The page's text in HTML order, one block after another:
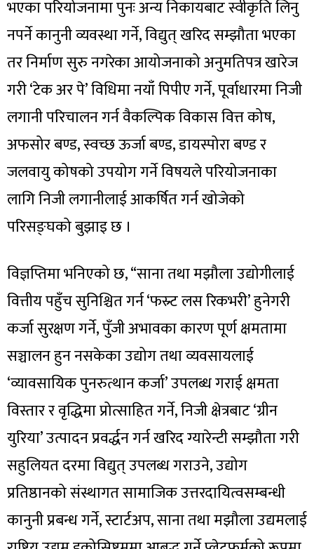
भएका परियोजनामा पुनः अन्य निकायबाट स्वीकृति लिनु
नपर्ने कानुनी व्यवस्था गर्ने, विद्युत् खरिद सम्झौता भएका
तर निर्माण सुरु नगरेका आयोजनाको अनुमतिपत्र खारेज
गरी ‘टेक अर पे’ विधिमा नयाँ पिपीए गर्ने, पूर्वाधारमा निजी
लगानी परिचालन गर्न वैकल्पिक विकास वित्त कोष,
अफसोर बण्ड, स्वच्छ ऊर्जा बण्ड, डायस्पोरा बण्ड र
जलवायु कोषको उपयोग गर्ने विषयले परियोजनाका
लागि निजी लगानीलाई आकर्षित गर्न खोजेको
परिसङ्घको बुझाइ छ ।
विज्ञप्तिमा भनिएको छ, “साना तथा मझौला उद्योगीलाई
वित्तीय पहुँच सुनिश्चित गर्न ‘फस्र्ट लस रिकभरी’ हुनेगरी
कर्जा सुरक्षण गर्ने, पुँजी अभावका कारण पूर्ण क्षमतामा
सञ्चालन हुन नसकेका उद्योग तथा व्यवसायलाई
‘व्यावसायिक पुनरुत्थान कर्जा’ उपलब्ध गराई क्षमता
विस्तार र वृद्धिमा प्रोत्साहित गर्ने, निजी क्षेत्रबाट ‘ग्रीन
युरिया’ उत्पादन प्रवर्द्धन गर्न खरिद ग्यारेन्टी सम्झौता गरी
सहुलियत दरमा विद्युत् उपलब्ध गराउने, उद्योग
प्रतिष्ठानको संस्थागत सामाजिक उत्तरदायित्वसम्बन्धी
कानुनी प्रबन्ध गर्ने, स्टार्टअप, साना तथा मझौला उद्यमलाई